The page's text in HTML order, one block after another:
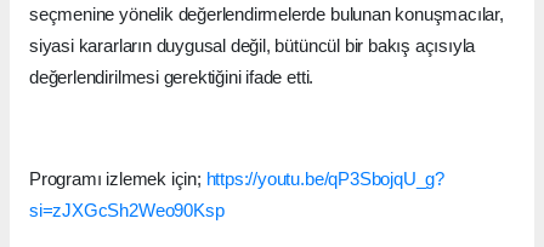
seçmenine yönelik değerlendirmelerde bulunan konuşmacılar,
siyasi kararların duygusal değil, bütüncül bir bakış açısıyla
değerlendirilmesi gerektiğini ifade etti.
Programı izlemek için; https://youtu.be/qP3SbojqU_g?
si=zJXGcSh2Weo90Ksp